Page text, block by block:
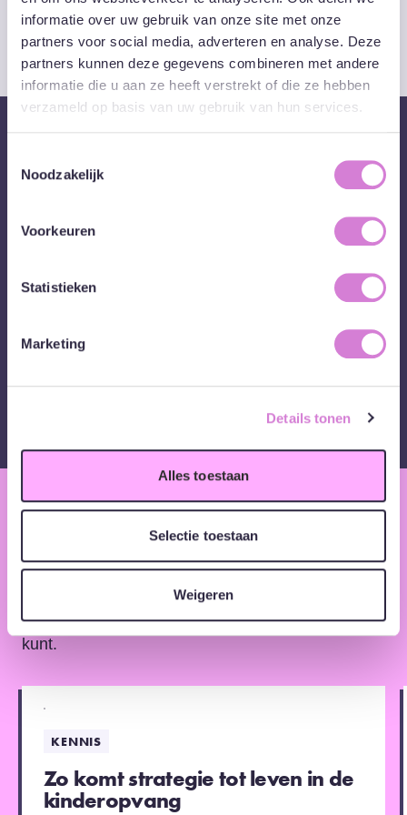
informatie over uw gebruik van onze site met onze
partners voor social media, adverteren en analyse. Deze
partners kunnen deze gegevens combineren met andere
informatie die u aan ze heeft verstrekt of die ze hebben
verzameld op basis van uw gebruik van hun services.
Noodzakelijk
Voorkeuren
Statistieken
Marketing
Details tonen
Alles toestaan
Selectie toestaan
Weigeren
Download visualisatie
binnen transities?
Stuur Lotte een berichtje!
NEEM CONTACT OP
Lotte de Wolde
KENNIS
Bekijk meer inzichten en tips
Ontdek waarom visualisatie en co-creatie zo
effectief zijn en hoe je er zelf mee aan de slag
kunt.
KENNIS
Zo komt strategie tot leven in de
kinderopvang